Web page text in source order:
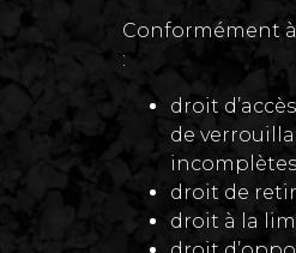
Conformément
:
droit
de
droit de
droit à la